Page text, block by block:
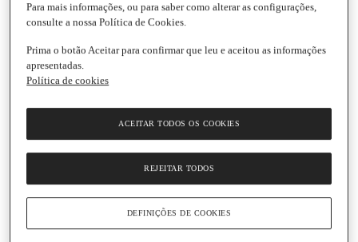
Anchovas Enroladas em
Alcaparras em Azeite
Georgette
8,35 €
Salmão com Segurelha
em Azeite Georgette
Lata|120 G
Para mais informações, ou para saber como alterar as configurações,
consulte a nossa Política de Cookies.
Prima o botão Aceitar para confirmar que leu e aceitou as informações
apresentadas.
Política de cookies
REJEITAR TODOS
ACEITAR TODOS OS COOKIES
DEFINIÇÕES DE COOKIES